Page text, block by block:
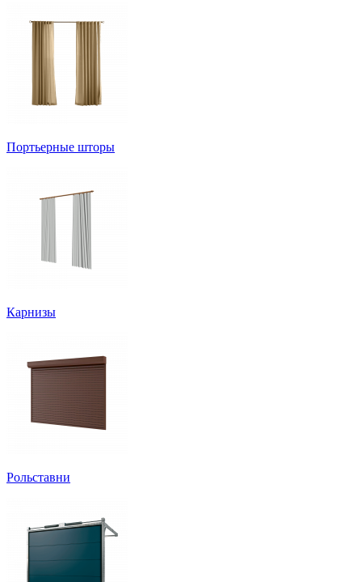
Портьерные шторы
Карнизы
Рольставни